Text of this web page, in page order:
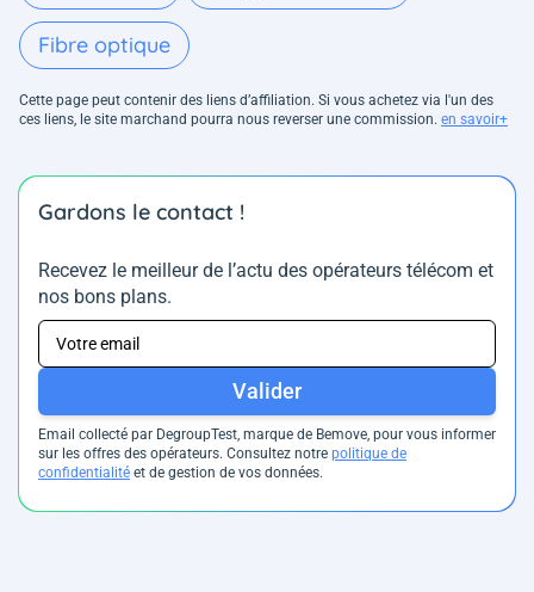
Fibre optique
Cette page peut contenir des liens d’affiliation. Si vous achetez via l'un des
ces liens, le site marchand pourra nous reverser une commission. en savoir+
Gardons le contact !
Recevez le meilleur de l’actu des opérateurs télécom et
nos bons plans.
Valider
Email collecté par DegroupTest, marque de Bemove, pour vous informer
sur les offres des opérateurs. Consultez notre politique de
confidentialité et de gestion de vos données.